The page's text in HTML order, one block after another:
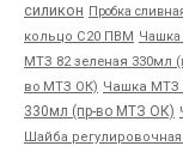
силикон Пробка
кольцо С20 ПВМ
МТЗ 82 зеленая 330мл
во МТЗ ОК) Чашка МТЗ
330мл (пр-во МТЗ ОК)
Шайба